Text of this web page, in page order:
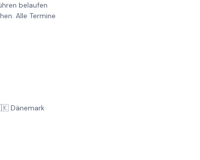
belaufen
Alle Termine
Dänemark